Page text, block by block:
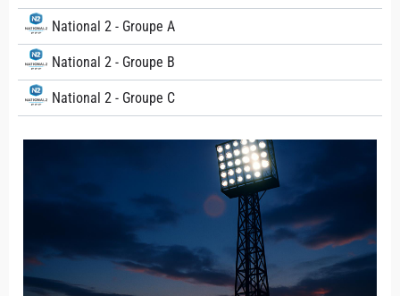
National 2 - Groupe A
National 2 - Groupe B
National 2 - Groupe C